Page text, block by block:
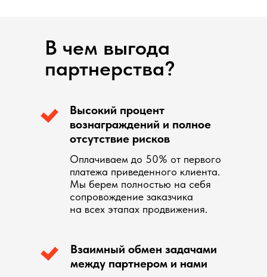
Взаимный обмен задачами
между партнером и нами
Оплачиваем до 50% от первого
платежа приведенного клиента.
Мы берем полностью на себя
сопровождение заказчика
на всех этапах продвижения.
Высокий процент
вознаграждений и полное
отсутствие рисков
В чем выгода
партнерства?